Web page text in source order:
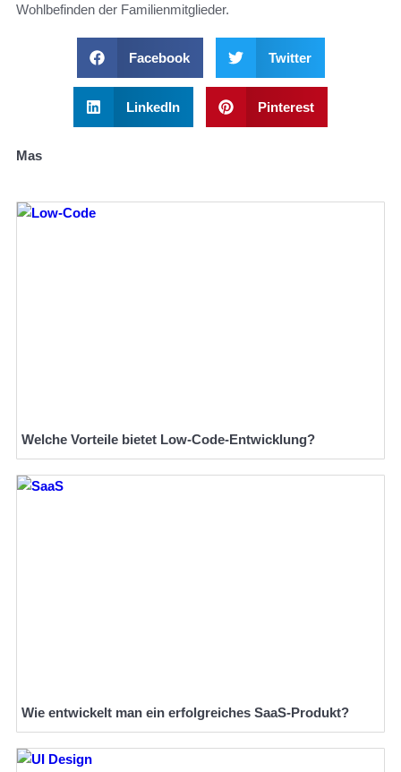
Wohlbefinden der Familienmitglieder.
Facebook Twitter
LinkedIn Pinterest
Mas
Welche Vorteile bietet Low-Code-Entwicklung?
Wie entwickelt man ein erfolgreiches SaaS-Produkt?